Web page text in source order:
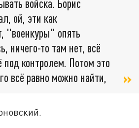
войска. Борис
ой, эти как
"военкуры" опять
ничего-то там нет, всё
под контролем. Потом это
всё равно можно найти,